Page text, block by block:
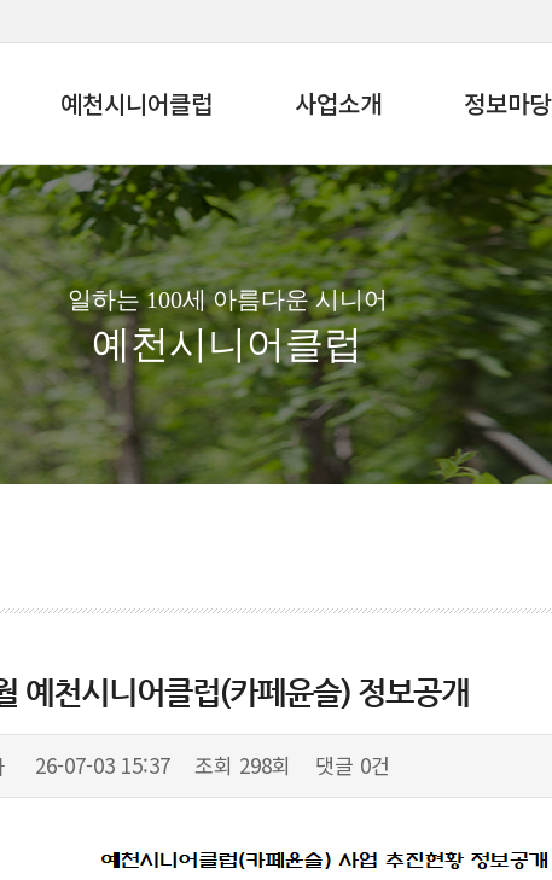
예천시니어클럽 사업소개 정보마당
일하는 100세 아름다운 시니어
예천시니어클럽
예천시니어클럽(카페윤슬) 정보공개
26-07-03 15:37 조회 298회 댓글 0건